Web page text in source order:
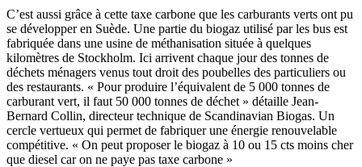
C’est aussi grâce à cette taxe carbone que les carburants verts ont pu
se développer en Suède. Une partie du biogaz utilisé par les bus est
fabriquée dans une usine de méthanisation située à quelques
kilomètres de Stockholm. Ici arrivent chaque jour des tonnes de
déchets ménagers venus tout droit des poubelles des particuliers ou
des restaurants. « Pour produire l’équivalent de 5 000 tonnes de
carburant vert, il faut 50 000 tonnes de déchet » détaille Jean-
Bernard Collin, directeur technique de Scandinavian Biogas. Un
cercle vertueux qui permet de fabriquer une énergie renouvelable
compétitive. « On peut proposer le biogaz à 10 ou 15 cts moins cher
que diesel car on ne paye pas taxe carbone »